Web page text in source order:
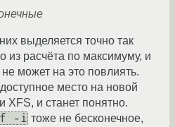
выделяется точно так
из расчёта по максимуму, и
может на это повлиять.
место на новой
и станет понятно.
-i тоже не бесконечное,